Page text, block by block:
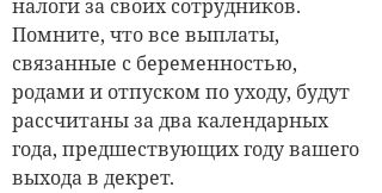
налоги за своих сотрудников.
Помните, что все выплаты,
связанные с беременностью,
родами и отпуском по уходу, будут
рассчитаны за два календарных
года, предшествующих году вашего
выхода в декрет.